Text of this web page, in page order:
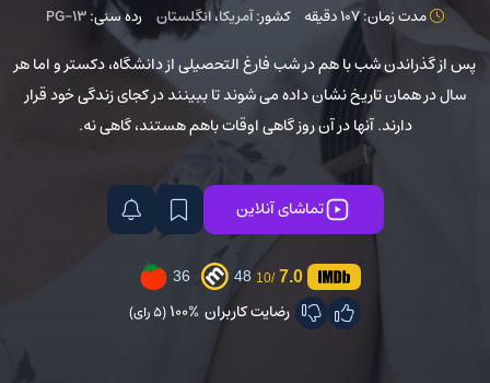
مدت زمان: 107 دقیقه کشور:آمریکا،انگلستان رده سنی:PG-13
پس از گذراندن شب با هم در شب فارغ التحصیلی از دانشگاه، دکستر و اما هر
سال در همان تاریخ نشان داده می شوند تا ببینند در کجای زندگی خود قرار
دارند. آنها در آن روز گاهی اوقات باهم هستند، گاهی نه.
تماشای آنلاین
7.0
/10
48
36
رضایت کاربران 100%(5 رای)